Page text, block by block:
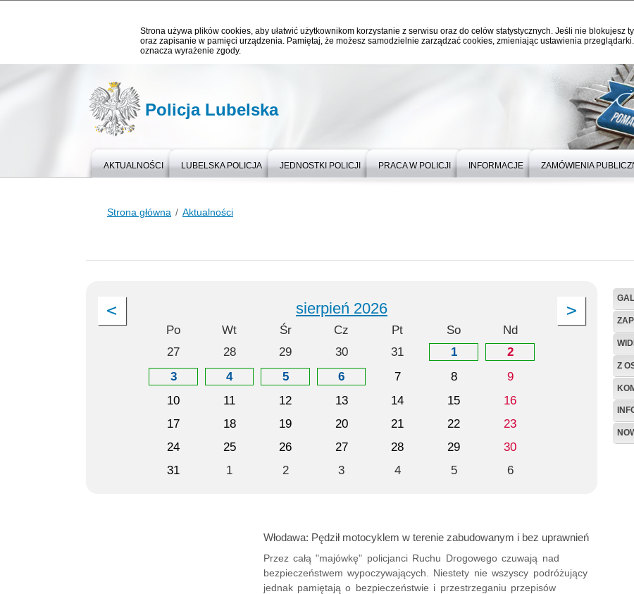
Strona używa plików cookies, aby ułatwić użytkownikom korzystanie z serwisu oraz do celów statystycznych. Jeśli nie blokujesz
oraz zapisanie w pamięci urządzenia. Pamiętaj, że możesz samodzielnie zarządzać cookies, zmieniając ustawienia
oznacza wyrażenie zgody.
Policja Lubelska
AKTUALNOŚCI LUBELSKA POLICJA JEDNOSTKI POLICJI PRACA W POLICJI INFORMACJE ZAMÓWIENIA
Strona główna Aktualności
sierpień 2026
Po Wt Śr Cz Pt So
Nd
27
28 29 30 31 1
2
3
4 5 6 7 8
9
10
11 12 13 14 15
16
17
18 19 20 21 22
23
24
25 26 27 28 29
30
31
1 2 3 4 5 6
Włodawa: Pędził motocyklem w terenie zabudowanym i bez uprawnień
Przez całą "majówkę" policjanci Ruchu Drogowego czuwają nad
bezpieczeństwem wypoczywających. Niestety nie wszyscy podróżujący
jednak pamiętają o bezpieczeństwie i przestrzeganiu przepisów
Z